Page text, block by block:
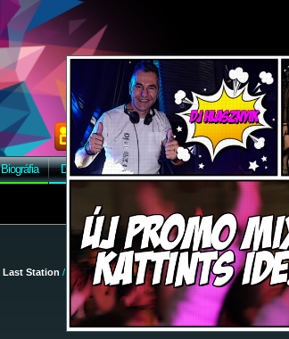
Biográfia Discográfia Képek Letöltés
Last Station / 2010-03-12 - Szezonnyitó Party/ 27